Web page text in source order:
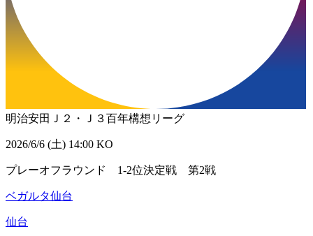
明治安田Ｊ２・Ｊ３百年構想リーグ
2026/6/6 (土) 14:00 KO
プレーオフラウンド 1-2位決定戦 第2戦
ベガルタ仙台
仙台